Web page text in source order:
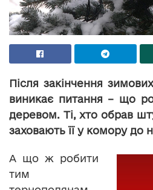
Після закінчення
виникає питання – що
деревом. Ті, хто обрав
заховають її у комору до
А що ж робити
тим